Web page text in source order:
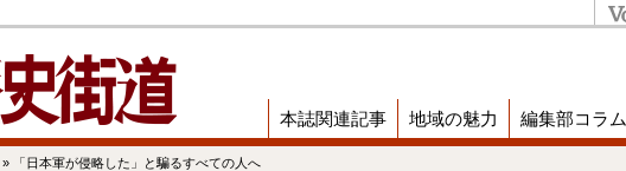
本誌関連記事 地域の魅力 編集部コラム
» 「日本軍が侵略した」と騙るすべての人へ